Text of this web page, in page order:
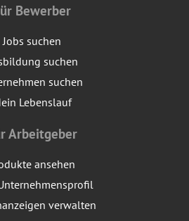
Bewerber
Jobs suchen
suchen
suchen
Lebenslauf
Arbeitgeber
ansehen
verwalten